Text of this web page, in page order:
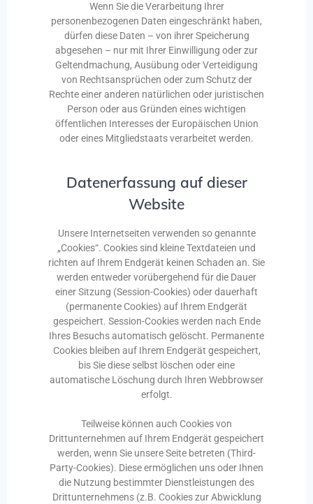
Wenn Sie die Verarbeitung Ihrer
personenbezogenen Daten eingeschränkt haben,
dürfen diese Daten – von ihrer Speicherung
abgesehen – nur mit Ihrer Einwilligung oder zur
Geltendmachung, Ausübung oder Verteidigung
von Rechtsansprüchen oder zum Schutz der
Rechte einer anderen natürlichen oder juristischen
Person oder aus Gründen eines wichtigen
öffentlichen Interesses der Europäischen Union
oder eines Mitgliedstaats verarbeitet werden.
Datenerfassung auf dieser
Website
Unsere Internetseiten verwenden so genannte
„Cookies“. Cookies sind kleine Textdateien und
richten auf Ihrem Endgerät keinen Schaden an. Sie
werden entweder vorübergehend für die Dauer
einer Sitzung (Session-Cookies) oder dauerhaft
(permanente Cookies) auf Ihrem Endgerät
gespeichert. Session-Cookies werden nach Ende
Ihres Besuchs automatisch gelöscht. Permanente
Cookies bleiben auf Ihrem Endgerät gespeichert,
bis Sie diese selbst löschen oder eine
automatische Löschung durch Ihren Webbrowser
erfolgt.
Teilweise können auch Cookies von
Drittunternehmen auf Ihrem Endgerät gespeichert
werden, wenn Sie unsere Seite betreten (Third-
Party-Cookies). Diese ermöglichen uns oder Ihnen
die Nutzung bestimmter Dienstleistungen des
Drittunternehmens (z.B. Cookies zur Abwicklung